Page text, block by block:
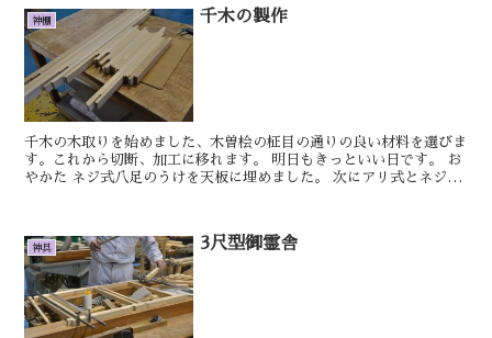
神棚 千木の製作
千木の木取りを始めました、木曽桧の柾目の通りの良い材料を選びま
す。これから切断、加工に移れます。 明日もきっといい日です。 お
やかた ネジ式八足のうけを天板に埋めました。 次にアリ式とネジ式
神具 3尺型御霊舎